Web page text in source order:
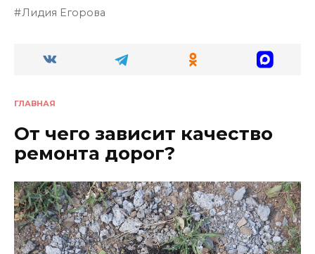
Лидия Егорова
ГЛАВНАЯ
От чего зависит качество
ремонта дорог?